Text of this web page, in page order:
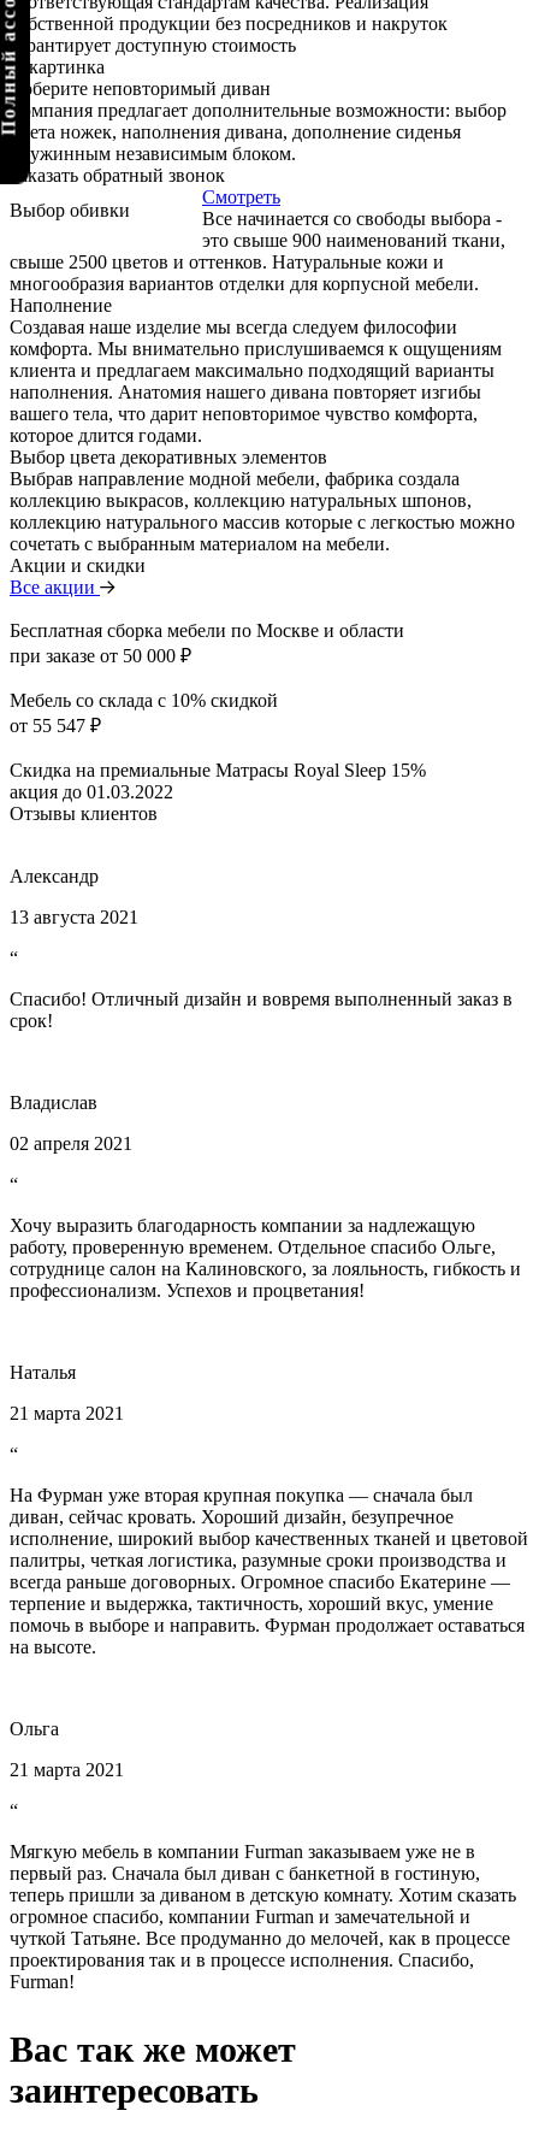
собственной продукции без посредников и накруток
гарантирует доступную стоимость
Соберите неповторимый диван
Компания предлагает дополнительные возможности: выбор
цвета ножек, наполнения дивана, дополнение сиденья
пружинным независимым блоком.
Заказать обратный звонок
Выбор обивки
Смотреть
Все начинается со свободы выбора -
это свыше 900 наименований ткани,
свыше 2500 цветов и оттенков. Натуральные кожи и
многообразия вариантов отделки для корпусной мебели.
Наполнение
Создавая наше изделие мы всегда следуем философии
комфорта. Мы внимательно прислушиваемся к ощущениям
клиента и предлагаем максимально подходящий варианты
наполнения. Анатомия нашего дивана повторяет изгибы
вашего тела, что дарит неповторимое чувство комфорта,
которое длится годами.
Выбор цвета декоративных элементов
Выбрав направление модной мебели, фабрика создала
коллекцию выкрасов, коллекцию натуральных шпонов,
коллекцию натурального массив которые с легкостью можно
сочетать с выбранным материалом на мебели.
Акции и скидки
Все акции
Бесплатная сборка мебели по Москве и области
при заказе от 50 000 ₽
Мебель со склада с 10% скидкой
от 55 547 ₽
Скидка на премиальные Матрасы Royal Sleep 15%
акция до 01.03.2022
Отзывы клиентов
Александр
13 августа 2021
“
Спасибо! Отличный дизайн и вовремя выполненный заказ в
срок!
Владислав
02 апреля 2021
“
Хочу выразить благодарность компании за надлежащую
работу, проверенную временем. Отдельное спасибо Ольге,
сотруднице салон на Калиновского, за лояльность, гибкость и
профессионализм. Успехов и процветания!
Наталья
21 марта 2021
“
На Фурман уже вторая крупная покупка — сначала был
диван, сейчас кровать. Хороший дизайн, безупречное
исполнение, широкий выбор качественных тканей и цветовой
палитры, четкая логистика, разумные сроки производства и
всегда раньше договорных. Огромное спасибо Екатерине —
терпение и выдержка, тактичность, хороший вкус, умение
помочь в выборе и направить. Фурман продолжает оставаться
на высоте.
Ольга
21 марта 2021
“
Мягкую мебель в компании Furman заказываем уже не в
первый раз. Сначала был диван с банкетной в гостиную,
теперь пришли за диваном в детскую комнату. Хотим сказать
огромное спасибо, компании Furman и замечательной и
чуткой Татьяне. Все продуманно до мелочей, как в процессе
проектирования так и в процессе исполнения. Спасибо,
Furman!
Вас так же может
заинтересовать